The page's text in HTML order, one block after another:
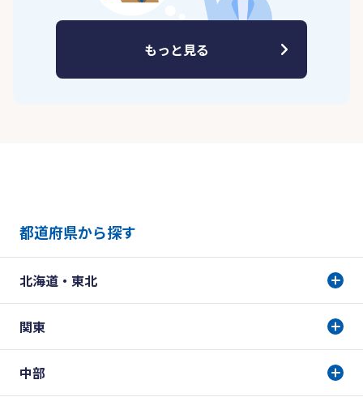
もっと見る
都道府県から探す
北海道・東北
関東
中部